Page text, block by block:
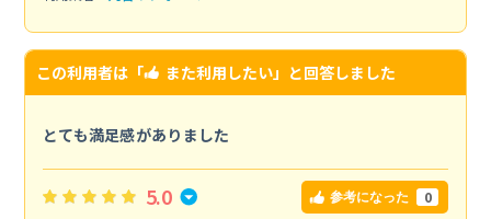
この利用者は「 また利用したい」と回答しました
とても満足感がありました
5.0 参考になった 0